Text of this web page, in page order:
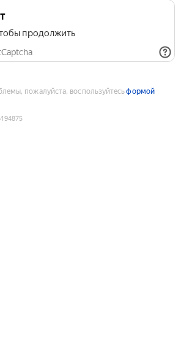
продолжить
пожалуйста, воспользуйтесьформой